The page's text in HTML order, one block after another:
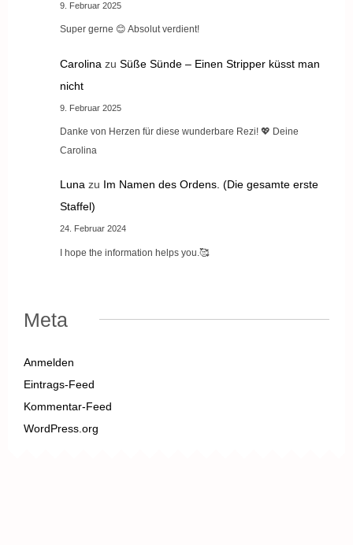
9. Februar 2025
Super gerne 😊 Absolut verdient!
Carolina zu Süße Sünde – Einen Stripper küsst man
nicht
9. Februar 2025
Danke von Herzen für diese wunderbare Rezi! 💖 Deine
Carolina
Luna zu Im Namen des Ordens. (Die gesamte erste
Staffel)
24. Februar 2024
I hope the information helps you.🥰
Meta
Anmelden
Eintrags-Feed
Kommentar-Feed
WordPress.org